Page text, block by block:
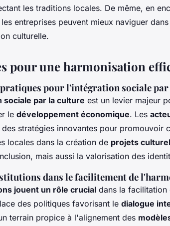
les traditions locales. De même, en
entreprises peuvent mieux naviguer
culturelle.
pour une harmonisation
pour l'intégration sociale
sociale par la culture est un levier majeur
le développement économique. Les
stratégies innovantes pour promouvoir
locales dans la création de projets
mais aussi la valorisation des
dans le facilitement de
jouent un rôle crucial dans la facilitation
des politiques favorisant le dialogue
terrain propice à l'alignement des